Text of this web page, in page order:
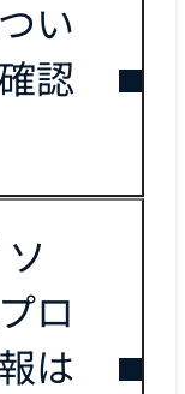
い
認
ロ
は